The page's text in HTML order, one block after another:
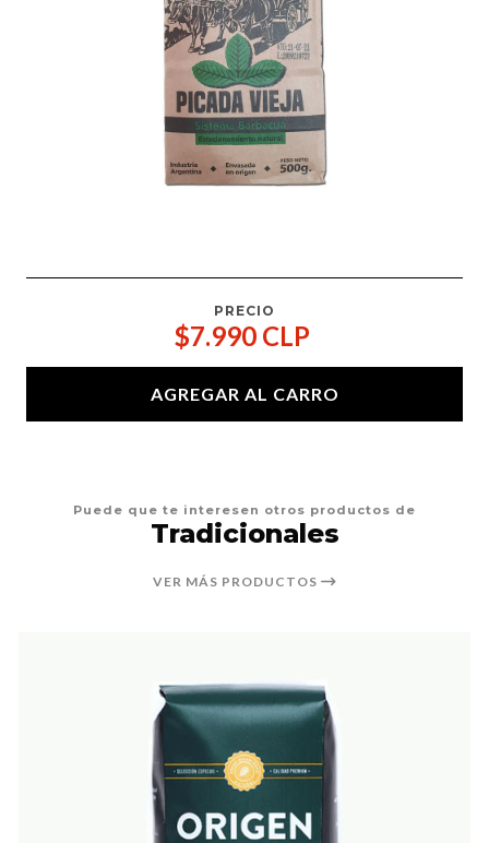
PRECIO
$7.990 CLP
AGREGAR AL CARRO
Puede que te interesen otros productos de
Tradicionales
VER MÁS PRODUCTOS